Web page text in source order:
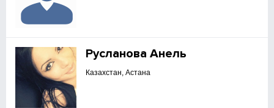
Русланова Анель
Казахстан, Астана